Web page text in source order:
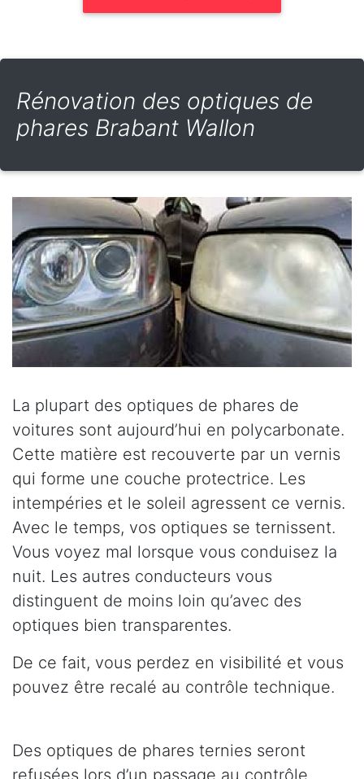
Rénovation des optiques de
phares Brabant Wallon
La plupart des optiques de phares de
voitures sont aujourd’hui en polycarbonate.
Cette matière est recouverte par un vernis
qui forme une couche protectrice. Les
intempéries et le soleil agressent ce vernis.
Avec le temps, vos optiques se ternissent.
Vous voyez mal lorsque vous conduisez la
nuit. Les autres conducteurs vous
distinguent de moins loin qu’avec des
optiques bien transparentes.
De ce fait, vous perdez en visibilité et vous
pouvez être recalé au contrôle technique.
Des optiques de phares ternies seront